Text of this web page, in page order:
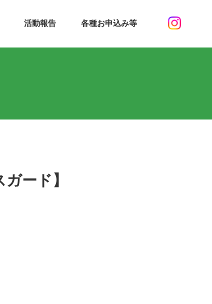
活動報告 各種お申込み等
ード】